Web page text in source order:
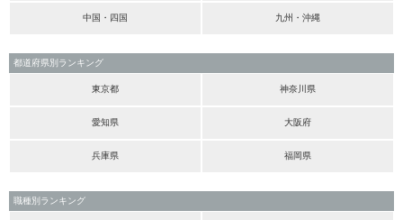
中国・四国 九州・沖縄
都道府県別ランキング
東京都 神奈川県
愛知県 大阪府
兵庫県 福岡県
職種別ランキング